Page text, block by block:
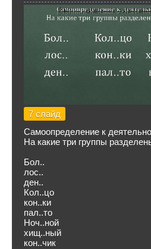
7 слайд
Самоопределение к
На какие три группы
Бол..
лос..
ден..
Кол..цо
кон..ки
пал..то
Ноч..ной
хищ..ный
кон..чик